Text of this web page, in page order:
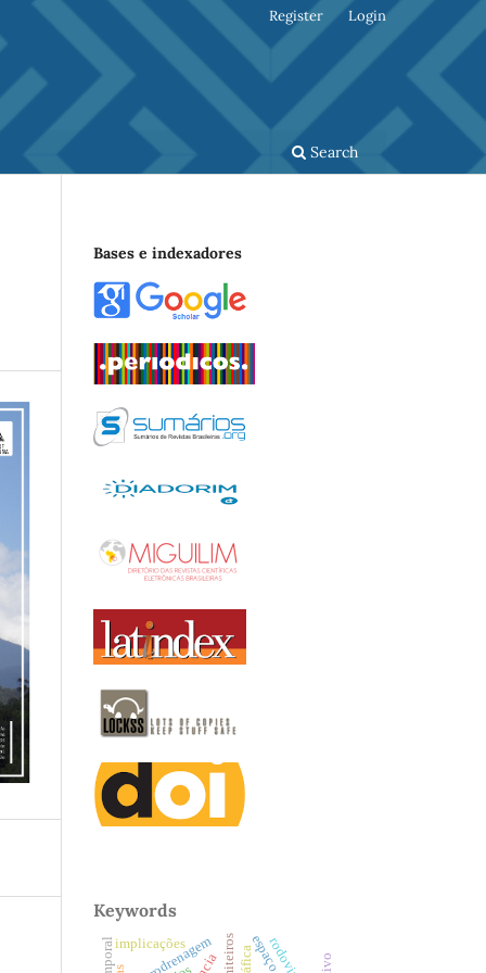
Search
Register Login
Bases e indexadores
Keywords
implicações